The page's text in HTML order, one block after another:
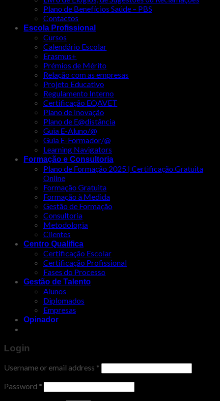
Plano de Benefícios Saúde – PBS
Contactos
Escola Profissional
Cursos
Calendário Escolar
Erasmus+
Prémios de Mérito
Relação com as empresas
Projeto Educativo
Regulamento Interno
Certificação EQAVET
Plano de Inovação
Plano de E@distância
Guia E-Aluno/@
Guia E-Formador/@
Learning Navigators
Formação e Consultoria
Plano de Formação 2025 | Certificação Gratuita
Online
Formação Gratuita
Formação à Medida
Gestão de Formação
Consultoria
Metodologia
Clientes
Centro Qualifica
Certificação Escolar
Certificação Profissional
Fases do Processo
Gestão de Talento
Alunos
Diplomados
Empresas
Opinador
Login
Username or email address *
Password *